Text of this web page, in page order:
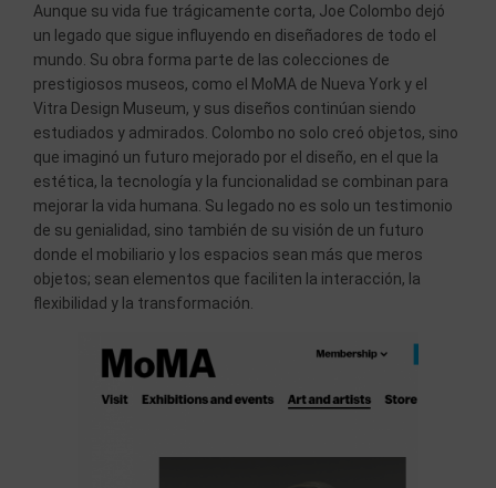
Aunque su vida fue trágicamente corta, Joe Colombo dejó
un legado que sigue influyendo en diseñadores de todo el
mundo. Su obra forma parte de las colecciones de
prestigiosos museos, como el MoMA de Nueva York y el
Vitra Design Museum, y sus diseños continúan siendo
estudiados y admirados. Colombo no solo creó objetos, sino
que imaginó un futuro mejorado por el diseño, en el que la
estética, la tecnología y la funcionalidad se combinan para
mejorar la vida humana. Su legado no es solo un testimonio
de su genialidad, sino también de su visión de un futuro
donde el mobiliario y los espacios sean más que meros
objetos; sean elementos que faciliten la interacción, la
flexibilidad y la transformación.